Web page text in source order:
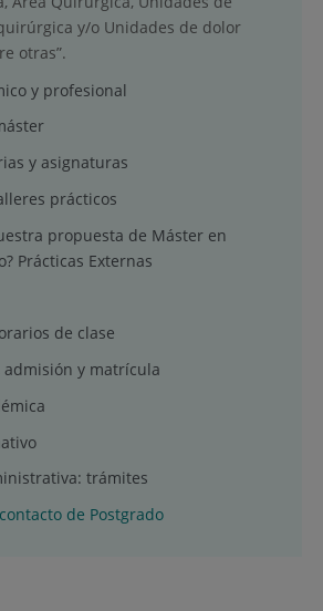
y/o Unidades de dolor
otras”.
y profesional
y asignaturas
prácticos
propuesta de Máster en
Prácticas Externas
de clase
admisión y matrícula
trámites
de Postgrado